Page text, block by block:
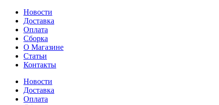
Новости
Доставка
Оплата
Сборка
О Магазине
Статьи
Контакты
Новости
Доставка
Оплата